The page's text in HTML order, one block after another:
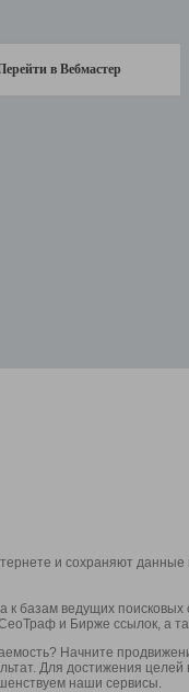
в Вебмастер
и сохраняют данные
базам ведущих
и Бирже ссылок, а
Начните
Для достижения
наши сервисы.